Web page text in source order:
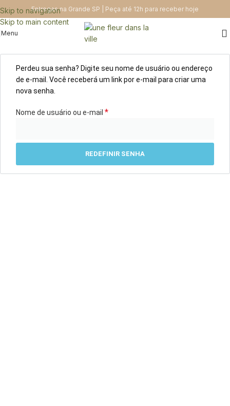
Skip to navigation
Skip to main content
Entregas na Grande SP | Peça até 12h para receber hoje
Menu
Perdeu sua senha? Digite seu nome de usuário ou endereço
de e-mail. Você receberá um link por e-mail para criar uma
nova senha.
Nome de usuário ou e-mail *
REDEFINIR SENHA